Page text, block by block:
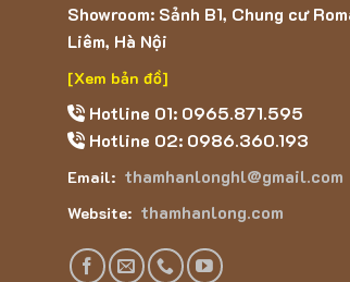
Showroom: Sảnh B1, Chung cư
Liêm, Hà Nội
[Xem bản đồ]
Hotline 01: 0965.871.595
Hotline 02: 0986.360.193
Email: thamhanlonghl@gmail.com
Website: thamhanlong.com